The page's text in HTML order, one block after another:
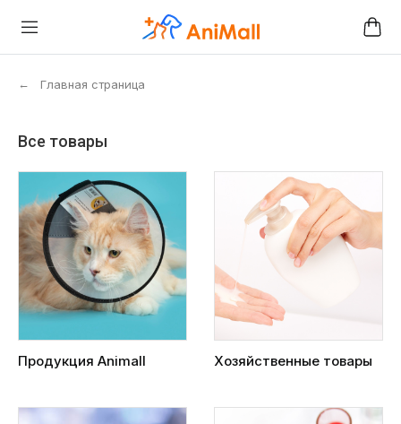
← Главная страница
Все товары
Продукция Animall Хозяйственные товары